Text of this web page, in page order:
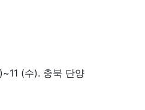
(수). 충북 단양